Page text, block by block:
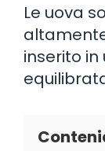
Le uova
inserito